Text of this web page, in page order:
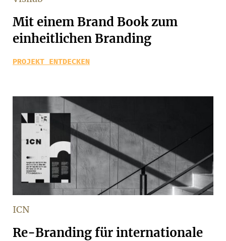
Mit einem Brand Book zum
einheitlichen Branding
PROJEKT ENTDECKEN
ICN
Re-Branding für internationale